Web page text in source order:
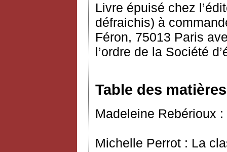
Livre épuisé chez
défraichis) à
Féron, 75013 Paris
l’ordre de la Société
Table des matières
Madeleine Rebérioux
Michelle Perrot : La